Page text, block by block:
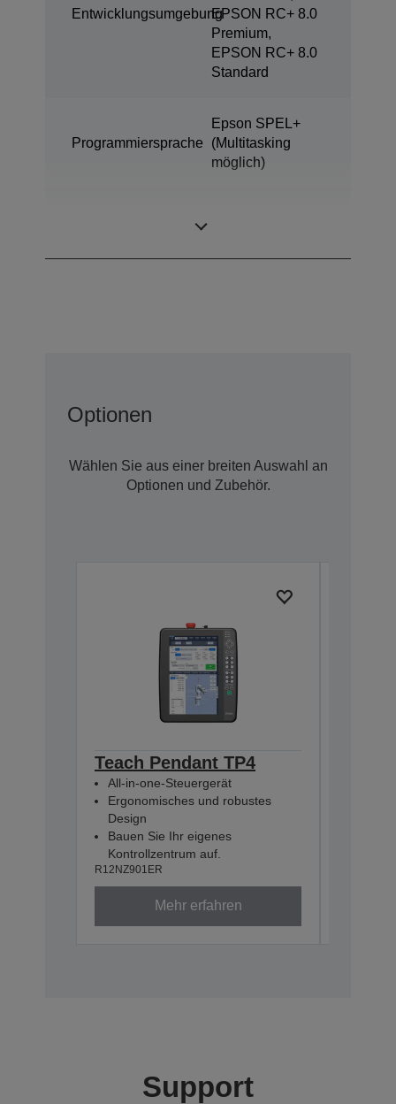
EntwicklungsumgebungEPSON RC+ 8.0
Premium,
EPSON RC+ 8.0
Standard
Programmiersprache
Epson SPEL+
(Multitasking
möglich)
Optionen
Wählen Sie aus einer breiten Auswahl an
Optionen und Zubehör.
Teach Pendant TP4
All-in-one-Steuergerät
Ergonomisches und robustes
Design
Bauen Sie Ihr eigenes
Kontrollzentrum auf.
R12NZ901ER
Mehr erfahren
Support